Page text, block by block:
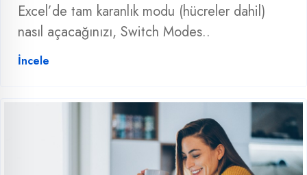
Excel’de tam karanlık modu (hücreler dahil)
nasıl açacağınızı, Switch Modes..
İncele